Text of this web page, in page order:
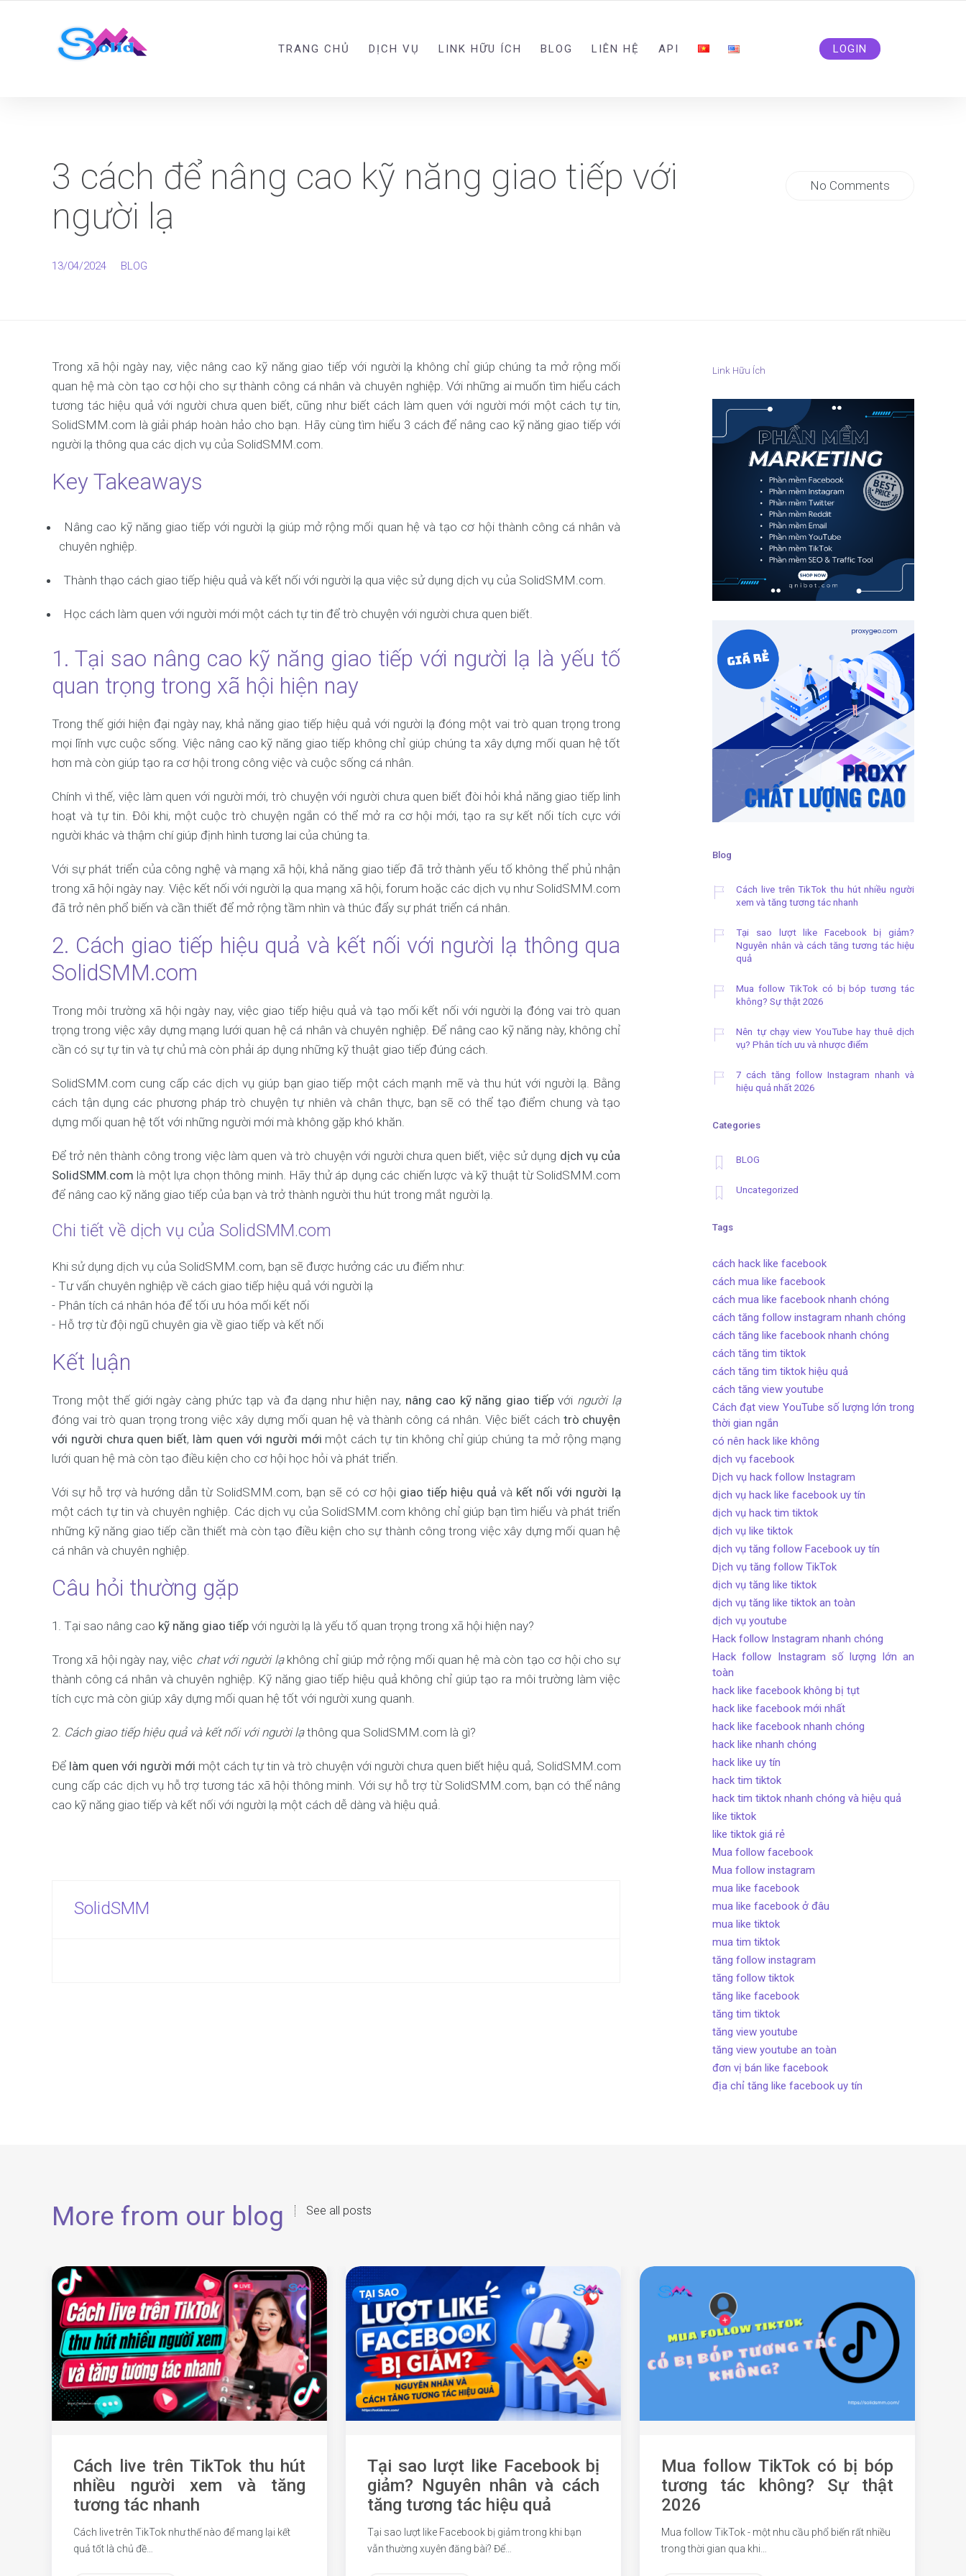
TRANG CHỦ DỊCH VỤ LINK HỮU ÍCH BLOG LIÊN HỆ API LOGIN
3 cách để nâng cao kỹ năng giao tiếp với
người lạ
13/04/2024 BLOG
No Comments
Trong xã hội ngày nay, việc nâng cao kỹ năng giao tiếp với người lạ không chỉ giúp chúng ta mở rộng mối
quan hệ mà còn tạo cơ hội cho sự thành công cá nhân và chuyên nghiệp. Với những ai muốn tìm hiểu cách
tương tác hiệu quả với người chưa quen biết, cũng như biết cách làm quen với người mới một cách tự tin,
SolidSMM.com là giải pháp hoàn hảo cho bạn. Hãy cùng tìm hiểu 3 cách để nâng cao kỹ năng giao tiếp với
người lạ thông qua các dịch vụ của SolidSMM.com.
Key Takeaways
Nâng cao kỹ năng giao tiếp với người lạ giúp mở rộng mối quan hệ và tạo cơ hội thành công cá nhân và
chuyên nghiệp.
Thành thạo cách giao tiếp hiệu quả và kết nối với người lạ qua việc sử dụng dịch vụ của SolidSMM.com.
Học cách làm quen với người mới một cách tự tin để trò chuyện với người chưa quen biết.
1. Tại sao nâng cao kỹ năng giao tiếp với người lạ là yếu tố
quan trọng trong xã hội hiện nay
Trong thế giới hiện đại ngày nay, khả năng giao tiếp hiệu quả với người lạ đóng một vai trò quan trọng trong
mọi lĩnh vực cuộc sống. Việc nâng cao kỹ năng giao tiếp không chỉ giúp chúng ta xây dựng mối quan hệ tốt
hơn mà còn giúp tạo ra cơ hội trong công việc và cuộc sống cá nhân.
Chính vì thế, việc làm quen với người mới, trò chuyện với người chưa quen biết đòi hỏi khả năng giao tiếp linh
hoạt và tự tin. Đôi khi, một cuộc trò chuyện ngắn có thể mở ra cơ hội mới, tạo ra sự kết nối tích cực với
người khác và thậm chí giúp định hình tương lai của chúng ta.
Với sự phát triển của công nghệ và mạng xã hội, khả năng giao tiếp đã trở thành yếu tố không thể phủ nhận
trong xã hội ngày nay. Việc kết nối với người lạ qua mạng xã hội, forum hoặc các dịch vụ như SolidSMM.com
đã trở nên phổ biến và cần thiết để mở rộng tầm nhìn và thúc đẩy sự phát triển cá nhân.
2. Cách giao tiếp hiệu quả và kết nối với người lạ thông qua
SolidSMM.com
Trong môi trường xã hội ngày nay, việc giao tiếp hiệu quả và tạo mối kết nối với người lạ đóng vai trò quan
trọng trong việc xây dựng mạng lưới quan hệ cá nhân và chuyên nghiệp. Để nâng cao kỹ năng này, không chỉ
cần có sự tự tin và tự chủ mà còn phải áp dụng những kỹ thuật giao tiếp đúng cách.
SolidSMM.com cung cấp các dịch vụ giúp bạn giao tiếp một cách mạnh mẽ và thu hút với người lạ. Bằng
cách tận dụng các phương pháp trò chuyện tự nhiên và chân thực, bạn sẽ có thể tạo điểm chung và tạo
dựng mối quan hệ tốt với những người mới mà không gặp khó khăn.
Để trở nên thành công trong việc làm quen và trò chuyện với người chưa quen biết, việc sử dụng dịch vụ của
SolidSMM.com là một lựa chọn thông minh. Hãy thử áp dụng các chiến lược và kỹ thuật từ SolidSMM.com
để nâng cao kỹ năng giao tiếp của bạn và trở thành người thu hút trong mắt người lạ.
Chi tiết về dịch vụ của SolidSMM.com
Khi sử dụng dịch vụ của SolidSMM.com, bạn sẽ được hưởng các ưu điểm như:
- Tư vấn chuyên nghiệp về cách giao tiếp hiệu quả với người lạ
- Phân tích cá nhân hóa để tối ưu hóa mối kết nối
- Hỗ trợ từ đội ngũ chuyên gia về giao tiếp và kết nối
Kết luận
Trong một thế giới ngày càng phức tạp và đa dạng như hiện nay, nâng cao kỹ năng giao tiếpvới người lạ
đóng vai trò quan trọng trong việc xây dựng mối quan hệ và thành công cá nhân. Việc biết cách trò chuyện
với người chưa quen biết, làm quen với người mới một cách tự tin không chỉ giúp chúng ta mở rộng mạng
lưới quan hệ mà còn tạo điều kiện cho cơ hội học hỏi và phát triển.
Với sự hỗ trợ và hướng dẫn từ SolidSMM.com, bạn sẽ có cơ hội giao tiếp hiệu quả và kết nối với người lạ
một cách tự tin và chuyên nghiệp. Các dịch vụ của SolidSMM.com không chỉ giúp bạn tìm hiểu và phát triển
những kỹ năng giao tiếp cần thiết mà còn tạo điều kiện cho sự thành công trong việc xây dựng mối quan hệ
cá nhân và chuyên nghiệp.
Câu hỏi thường gặp
1. Tại sao nâng cao kỹ năng giao tiếp với người lạ là yếu tố quan trọng trong xã hội hiện nay?
Trong xã hội ngày nay, việc chat với người lạkhông chỉ giúp mở rộng mối quan hệ mà còn tạo cơ hội cho sự
thành công cá nhân và chuyên nghiệp. Kỹ năng giao tiếp hiệu quả không chỉ giúp tạo ra môi trường làm việc
tích cực mà còn giúp xây dựng mối quan hệ tốt với người xung quanh.
2. Cách giao tiếp hiệu quả và kết nối với người lạthông qua SolidSMM.com là gì?
Để làm quen với người mới một cách tự tin và trò chuyện với người chưa quen biết hiệu quả, SolidSMM.com
cung cấp các dịch vụ hỗ trợ tương tác xã hội thông minh. Với sự hỗ trợ từ SolidSMM.com, bạn có thể nâng
cao kỹ năng giao tiếp và kết nối với người lạ một cách dễ dàng và hiệu quả.
SolidSMM
Link Hữu Ích
Blog
Cách live trên TikTok thu hút nhiều người
xem và tăng tương tác nhanh
Tại sao lượt like Facebook bị giảm?
Nguyên nhân và cách tăng tương tác hiệu
quả
Mua follow TikTok có bị bóp tương tác
không? Sự thật 2026
Nên tự chạy view YouTube hay thuê dịch
vụ? Phân tích ưu và nhược điểm
7 cách tăng follow Instagram nhanh và
hiệu quả nhất 2026
Categories
BLOG
Uncategorized
Tags
cách hack like facebook
cách mua like facebook
cách mua like facebook nhanh chóng
cách tăng follow instagram nhanh chóng
cách tăng like facebook nhanh chóng
cách tăng tim tiktok
cách tăng tim tiktok hiệu quả
cách tăng view youtube
Cách đạt view YouTube số lượng lớn trong
thời gian ngắn
có nên hack like không
dịch vụ facebook
Dịch vụ hack follow Instagram
dịch vụ hack like facebook uy tín
dịch vụ hack tim tiktok
dịch vụ like tiktok
dịch vụ tăng follow Facebook uy tín
Dịch vụ tăng follow TikTok
dịch vụ tăng like tiktok
dịch vụ tăng like tiktok an toàn
dịch vụ youtube
Hack follow Instagram nhanh chóng
Hack follow Instagram số lượng lớn an
toàn
hack like facebook không bị tụt
hack like facebook mới nhất
hack like facebook nhanh chóng
hack like nhanh chóng
hack like uy tín
hack tim tiktok
hack tim tiktok nhanh chóng và hiệu quả
like tiktok
like tiktok giá rẻ
Mua follow facebook
Mua follow instagram
mua like facebook
mua like facebook ở đâu
mua like tiktok
mua tim tiktok
tăng follow instagram
tăng follow tiktok
tăng like facebook
tăng tim tiktok
tăng view youtube
tăng view youtube an toàn
đơn vị bán like facebook
địa chỉ tăng like facebook uy tín
More from our blog See all posts
Cách live trên TikTok thu hút
nhiều người xem và tăng
tương tác nhanh
Cách live trên TikTok như thế nào để mang lại kết
quả tốt là chủ đề…
Tại sao lượt like Facebook bị
giảm? Nguyên nhân và cách
tăng tương tác hiệu quả
Tại sao lượt like Facebook bị giảm trong khi bạn
vẫn thường xuyên đăng bài? Để…
Mua follow TikTok có bị bóp
tương tác không? Sự thật
2026
Mua follow TikTok - một nhu cầu phổ biến rất nhiều
trong thời gian qua khi…